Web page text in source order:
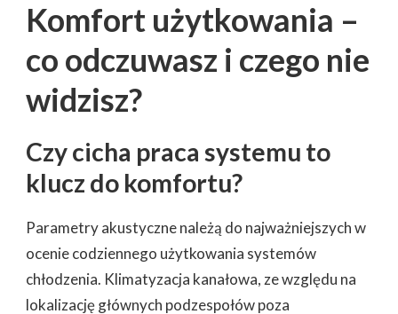
Komfort użytkowania –
co odczuwasz i czego nie
widzisz?
Czy cicha praca systemu to
klucz do komfortu?
Parametry akustyczne należą do najważniejszych w
ocenie codziennego użytkowania systemów
chłodzenia. Klimatyzacja kanałowa, ze względu na
lokalizację głównych podzespołów poza